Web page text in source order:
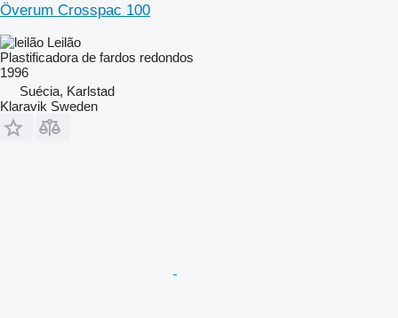
Överum Crosspac 100
Leilão
Plastificadora de fardos redondos
1996
Suécia, Karlstad
Klaravik Sweden